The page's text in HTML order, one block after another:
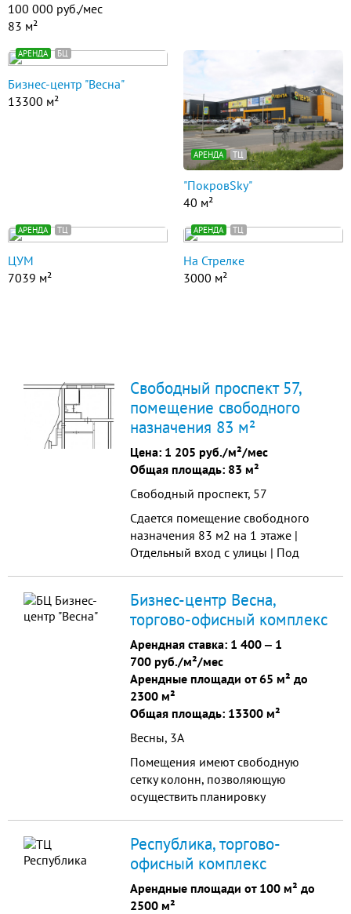
100 000 руб./мес
83 м²
АРЕНДА БЦ
Бизнес-центр "Весна"
13300 м²
АРЕНДА ТЦ
"ПокровSky"
40 м²
АРЕНДА ТЦ
ЦУМ
7039 м²
АРЕНДА ТЦ
На Стрелке
3000 м²
Свободный проспект 57,
помещение свободного
назначения 83 м²
Цена: 1 205 руб./м²/мес
Общая площадь: 83 м²
Свободный проспект, 57
Сдается помещение свободного
назначения 83 м2 на 1 этаже |
Отдельный вход с улицы | Под
отдельным входом и готовностью к
работе. Прямой договор с
собственником. О помещении:
Площадь: 83 м2 на 1 этаже Высота
потолков: 2.6 м Планировка: 4
изолиров...
Бизнес-центр Весна,
торгово-офисный комплекс
Арендная ставка: 1 400 ‒ 1
700 руб./м²/мес
Арендные площади от 65 м² до
2300 м²
Общая площадь: 13300 м²
Весны, 3А
Помещения имеют свободную
сетку колонн, позволяющую
осуществить планировку
Республика, торгово-
офисный комплекс
Арендные площади от 100 м² до
2500 м²